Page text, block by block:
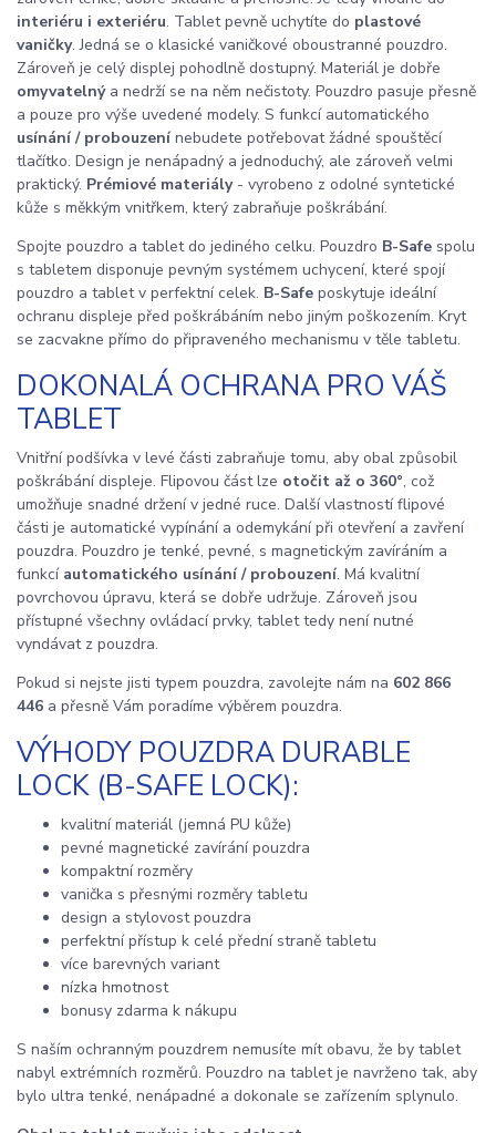
interiéru i exteriéru. Tablet pevně uchytíte do plastové
vaničky. Jedná se o klasické vaničkové oboustranné pouzdro.
Zároveň je celý displej pohodlně dostupný. Materiál je dobře
omyvatelný a nedrží se na něm nečistoty. Pouzdro pasuje přesně
a pouze pro výše uvedené modely. S funkcí automatického
usínání / probouzenínebudete potřebovat žádné spouštěcí
tlačítko. Design je nenápadný a jednoduchý, ale zároveň velmi
praktický. Prémiové materiály- vyrobeno z odolné syntetické
kůže s měkkým vnitřkem, který zabraňuje poškrábání.
Spojte pouzdro a tablet do jediného celku. Pouzdro B-Safe spolu
s tabletem disponuje pevným systémem uchycení, které spojí
pouzdro a tablet v perfektní celek. B-Safe poskytuje ideální
ochranu displeje před poškrábáním nebo jiným poškozením. Kryt
se zacvakne přímo do připraveného mechanismu v těle tabletu.
DOKONALÁ OCHRANA PRO VÁŠ
TABLET
Vnitřní podšívka v levé části zabraňuje tomu, aby obal způsobil
poškrábání displeje. Flipovou část lze otočit až o 360°, což
umožňuje snadné držení v jedné ruce. Další vlastností flipové
části je automatické vypínání a odemykání při otevření a zavření
pouzdra. Pouzdro je tenké, pevné, s magnetickým zavíráním a
funkcí automatického usínání / probouzení. Má kvalitní
povrchovou úpravu, která se dobře udržuje. Zároveň jsou
přístupné všechny ovládací prvky, tablet tedy není nutné
vyndávat z pouzdra.
Pokud si nejste jisti typem pouzdra, zavolejte nám na 602 866
446 a přesně Vám poradíme výběrem pouzdra.
VÝHODY POUZDRA DURABLE
LOCK (B-SAFE LOCK):
kvalitní materiál (jemná PU kůže)
pevné magnetické zavírání pouzdra
kompaktní rozměry
vanička s přesnými rozměry tabletu
design a stylovost pouzdra
perfektní přístup k celé přední straně tabletu
více barevných variant
nízka hmotnost
bonusy zdarma k nákupu
S naším ochranným pouzdrem nemusíte mít obavu, že by tablet
nabyl extrémních rozměrů. Pouzdro na tablet je navrženo tak, aby
bylo ultra tenké, nenápadné a dokonale se zařízením splynulo.